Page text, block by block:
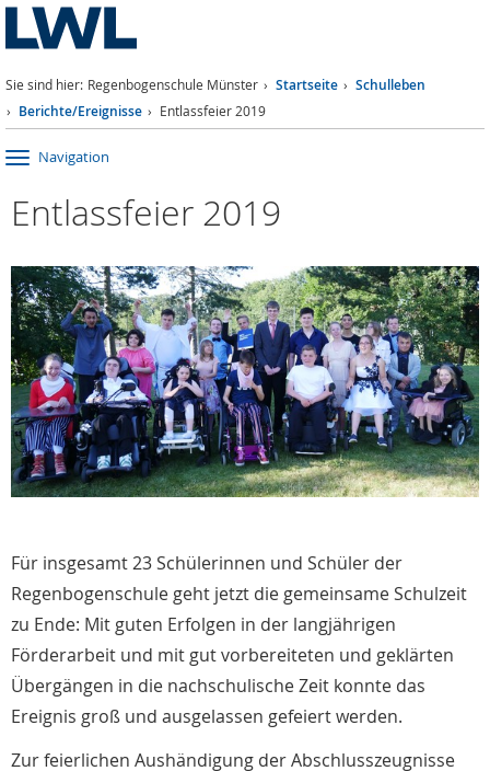
Sie sind hier: Regenbogenschule Münster Startseite
Schulleben
Berichte/Ereignisse
Entlassfeier 2019
Navigation
Entlassfeier 2019
Für insgesamt 23 Schülerinnen und Schüler der
Regenbogenschule geht jetzt die gemeinsame Schulzeit
zu Ende: Mit guten Erfolgen in der langjährigen
Förderarbeit und mit gut vorbereiteten und geklärten
Übergängen in die nachschulische Zeit konnte das
Ereignis groß und ausgelassen gefeiert werden.
Zur feierlichen Aushändigung der Abschlusszeugnisse